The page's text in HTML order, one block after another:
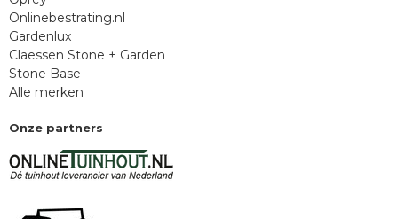
Onlinebestrating.nl
Gardenlux
Claessen Stone + Garden
Stone Base
Alle merken
Onze partners